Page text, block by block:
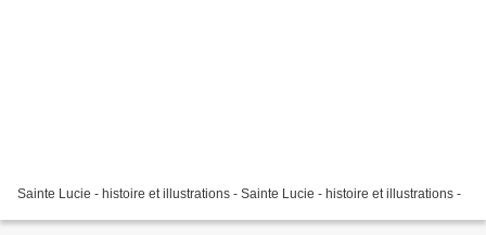
Sainte Lucie - histoire et illustrations - Sainte Lucie - histoire et illustrations -